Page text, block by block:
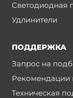
Светодиодная
Удлинители
ПОДДЕРЖКА
Запрос на
Рекомендации
Техническая